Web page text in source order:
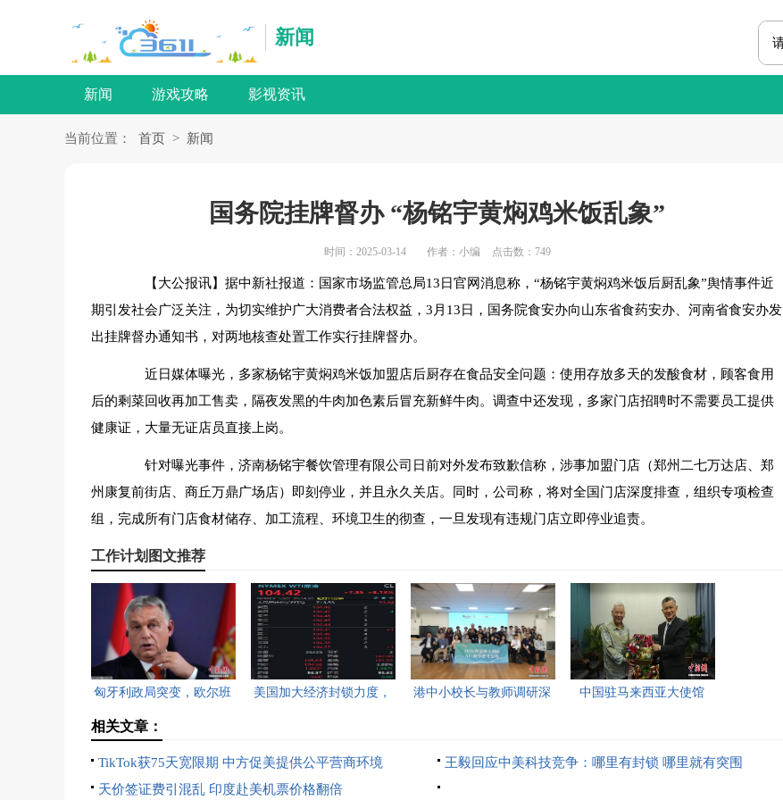
新闻
新闻 游戏攻略 影视资讯
当前位置： 首页 > 新闻
国务院挂牌督办 “杨铭宇黄焖鸡米饭乱象”
时间：2025-03-14 作者：小编 点击数： 749
【大公报讯】据中新社报道：国家市场监管总局13日官网消息称，“杨铭宇黄焖鸡米饭后厨乱象”舆情事件近
期引发社会广泛关注，为切实维护广大消费者合法权益，3月13日，国务院食安办向山东省食药安办、河南省食安办发
出挂牌督办通知书，对两地核查处置工作实行挂牌督办。
近日媒体曝光，多家杨铭宇黄焖鸡米饭加盟店后厨存在食品安全问题：使用存放多天的发酸食材，顾客食用
后的剩菜回收再加工售卖，隔夜发黑的牛肉加色素后冒充新鲜牛肉。调查中还发现，多家门店招聘时不需要员工提供
健康证，大量无证店员直接上岗。
针对曝光事件，济南杨铭宇餐饮管理有限公司日前对外发布致歉信称，涉事加盟门店（郑州二七万达店、郑
州康复前街店、商丘万鼎广场店）即刻停业，并且永久关店。同时，公司称，将对全国门店深度排查，组织专项检查
组，完成所有门店食材储存、加工流程、环境卫生的彻查，一旦发现有违规门店立即停业追责。
工作计划图文推荐
匈牙利政局突变，欧尔班
执政16年终结。
美国加大经济封锁力度，
股指开盘走低。
港中小校长与教师调研深
中国驻马来西亚大使馆
日举行，旨在提升留学生
相关文章：
TikTok获75天宽限期 中方促美提供公平营商环境
王毅回应中美科技竞争：哪里有封锁 哪里就有突围
天价签证费引混乱 印度赴美机票价格翻倍